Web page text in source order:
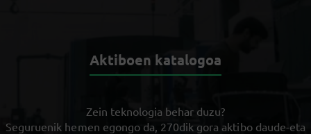
Aktiboen katalogoa
Zein teknologia behar duzu?
Seguruenik hemen egongo da, 270dik gora aktibo daude-eta